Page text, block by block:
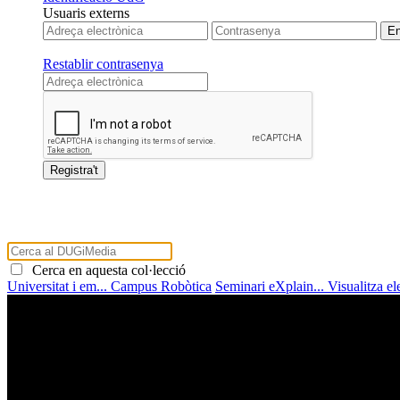
Usuaris externs
Restablir contrasenya
Cerca en aquesta col·lecció
Universitat i em... Campus Robòtica Seminari eXplain... Visualitza